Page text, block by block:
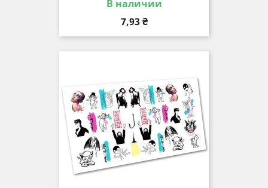
В наличии
Цена
7,93 ₴